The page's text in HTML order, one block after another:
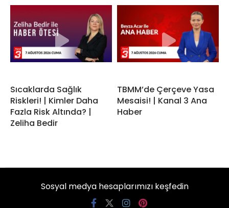
Sıcaklarda Sağlık
Riskleri! | Kimler Daha
Fazla Risk Altında? |
Zeliha Bedir
TBMM’de Çerçeve Yasa
Mesaisi! | Kanal 3 Ana
Haber
Sosyal medya hesaplarımızı keşfedin